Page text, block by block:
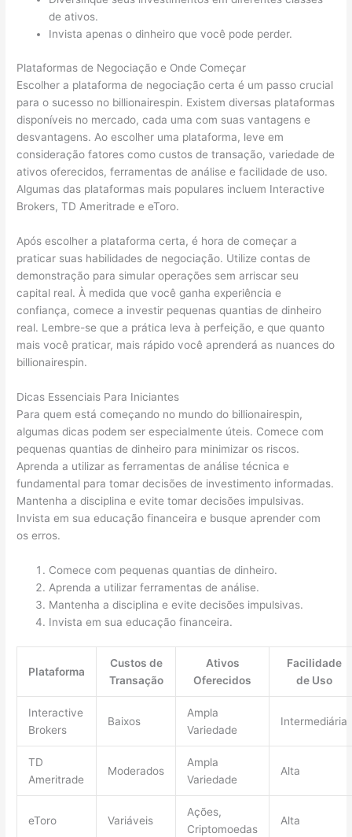
de ativos.
Invista apenas o dinheiro que você pode perder.
Plataformas de Negociação e Onde Começar
Escolher a plataforma de negociação certa é um passo crucial
para o sucesso no billionairespin. Existem diversas plataformas
disponíveis no mercado, cada uma com suas vantagens e
desvantagens. Ao escolher uma plataforma, leve em
consideração fatores como custos de transação, variedade de
ativos oferecidos, ferramentas de análise e facilidade de uso.
Algumas das plataformas mais populares incluem Interactive
Brokers, TD Ameritrade e eToro.
Após escolher a plataforma certa, é hora de começar a
praticar suas habilidades de negociação. Utilize contas de
demonstração para simular operações sem arriscar seu
capital real. À medida que você ganha experiência e
confiança, comece a investir pequenas quantias de dinheiro
real. Lembre-se que a prática leva à perfeição, e que quanto
mais você praticar, mais rápido você aprenderá as nuances do
billionairespin.
Dicas Essenciais Para Iniciantes
Para quem está começando no mundo do billionairespin,
algumas dicas podem ser especialmente úteis. Comece com
pequenas quantias de dinheiro para minimizar os riscos.
Aprenda a utilizar as ferramentas de análise técnica e
fundamental para tomar decisões de investimento informadas.
Mantenha a disciplina e evite tomar decisões impulsivas.
Invista em sua educação financeira e busque aprender com
os erros.
Comece com pequenas quantias de dinheiro.
Aprenda a utilizar ferramentas de análise.
Mantenha a disciplina e evite decisões impulsivas.
Invista em sua educação financeira.
Plataforma
Custos de
Transação
Ativos
Oferecidos
Facilidade
de Uso
Interactive
Brokers
Baixos
Ampla
Variedade
Intermediária
TD
Ameritrade
Moderados
Ampla
Variedade
Alta
eToro Variáveis
Ações,
Criptomoedas
Alta